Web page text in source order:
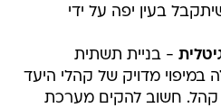
בעין יפה על ידי
- בניית תשתית
במיפוי מדויק של קהלי היעד
קהל. חשוב להקים מערכת